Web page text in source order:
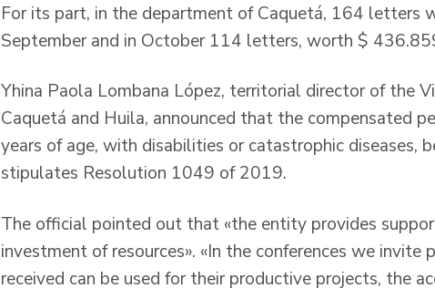
For its part, in the department of Caquetá, 164
September and in October 114 letters, worth $
Yhina Paola Lombana López, territorial director of the
Caquetá and Huila, announced that the compensated
years of age, with disabilities or catastrophic diseases,
stipulates Resolution 1049 of 2019.
The official pointed out that «the entity provides
investment of resources». «In the conferences we
received can be used for their productive projects, the